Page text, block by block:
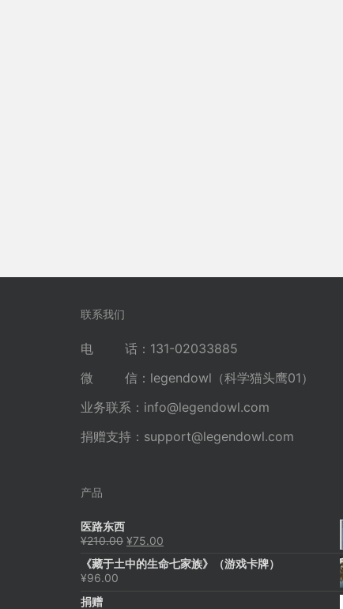
联系我们
电 话：131-02033885
微 信：legendowl（科学猫头鹰01）
业务联系： info@legendowl.com
捐赠支持： support@legendowl.com
产品
医路东西
¥210.00 原
为：
¥75.00
价
《藏于土中的生命七家族》（游戏卡牌）
¥96.00
捐赠